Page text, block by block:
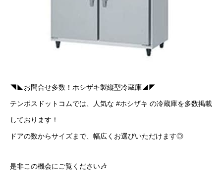
◥◣お問合せ多数！ホシザキ製縦型冷蔵庫◢◤
テンポスドットコムでは、人気な #ホシザキ の冷蔵庫を多数掲載
しております！
ドアの数からサイズまで、幅広くお選びいただけます◎
是非この機会にご覧ください🎶